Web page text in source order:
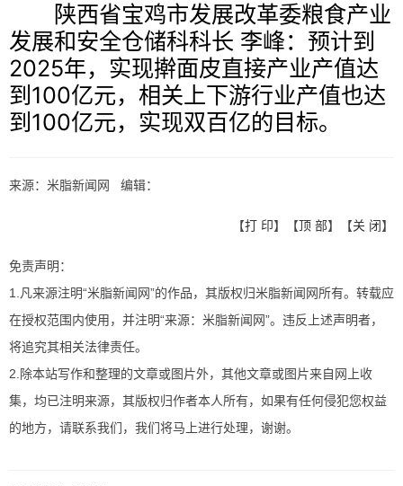
陕西省宝鸡市发展改革委粮食产业
发展和安全仓储科科长 李峰：预计到
2025年，实现擀面皮直接产业产值达
到100亿元，相关上下游行业产值也达
到100亿元，实现双百亿的目标。
来源：米脂新闻网 编辑：
【打 印】【顶 部】【关 闭】
免责声明：
1.凡来源注明“米脂新闻网”的作品，其版权归米脂新闻网所有。转载应
在授权范围内使用，并注明“来源：米脂新闻网”。违反上述声明者，
将追究其相关法律责任。
2.除本站写作和整理的文章或图片外，其他文章或图片来自网上收
集，均已注明来源，其版权归作者本人所有，如果有任何侵犯您权益
的地方，请联系我们，我们将马上进行处理，谢谢。